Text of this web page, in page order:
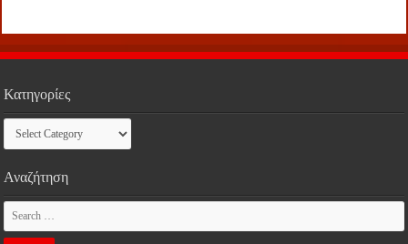
Κατηγορίες
Κατηγορίες
Αναζήτηση